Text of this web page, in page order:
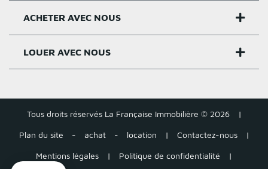
Notre histoire
Nos valeurs
Groupe Pigeault
Tarifs
Estimer un bien
Critères estimation
Estimation loyer
Tous nos conseils – Vente
ACHETER AVEC NOUS
Acheter sur Rennes
Achat maison Rennes
Acheter autour de Rennes
LOUER AVEC NOUS
Location appartement Rennes
Tous droits réservés La Française Immobilière © 2026 |
Plan du site - achat - location | Contactez-nous |
Mentions légales | Politique de confidentialité |